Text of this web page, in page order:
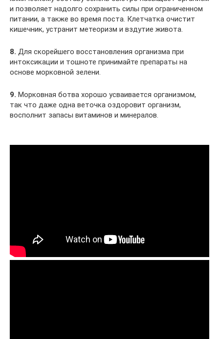
и позволяет надолго сохранить силы при ограниченном
питании, а также во время поста. Клетчатка очистит
кишечник, устранит метеоризм и вздутие живота.
8. Для скорейшего восстановления организма при
интоксикации и тошноте принимайте препараты на
основе морковной зелени.
9. Морковная ботва хорошо усваивается организмом,
так что даже одна веточка оздоровит организм,
восполнит запасы витаминов и минералов.